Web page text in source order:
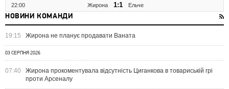
22:00 Жирона 1:1 Ельче
НОВИНИ КОМАНДИ
19:15 Жирона не планує продавати Ваната
03 СЕРПНЯ 2026
07:40
Жирона прокоментувала відсутність Циганкова в товариській грі
проти Арсеналу